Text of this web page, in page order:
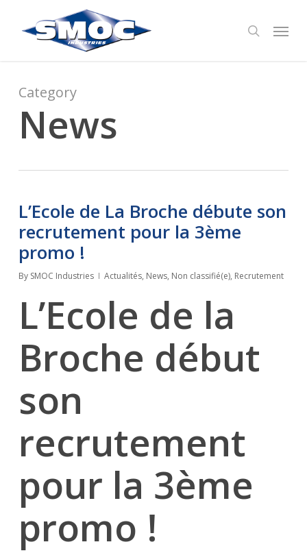
search
Menu
Category
News
L’Ecole de La Broche débute son
recrutement pour la 3ème
promo !
By SMOC Industries Actualités, News, Non classifié(e), Recrutement
L’Ecole de la
Broche début
son
recrutement
pour la 3ème
promo !